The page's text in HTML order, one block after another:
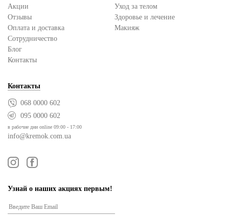
Акции
Отзывы
Оплата и доставка
Сотрудничество
Блог
Контакты
Уход за телом
Здоровье и лечение
Макияж
Контакты
068 0000 602
095 0000 602
в рабочие дни online 09:00 - 17:00
info@kremok.com.ua
Узнай о наших акциях первым!